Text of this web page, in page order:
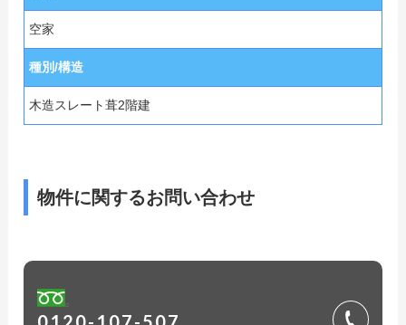
空家
種別/構造
木造スレート葺2階建
物件に関するお問い合わせ